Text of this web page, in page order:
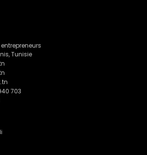
Tunisie
703